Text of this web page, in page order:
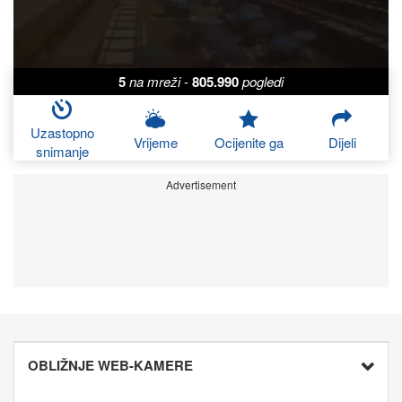
5na mreži-805.990pogledi
Uzastopno
snimanje
Vrijeme Ocijenite ga Dijeli
Advertisement
OBLIŽNJE WEB-KAMERE